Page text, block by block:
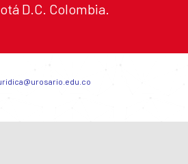
D.C. Colombia.